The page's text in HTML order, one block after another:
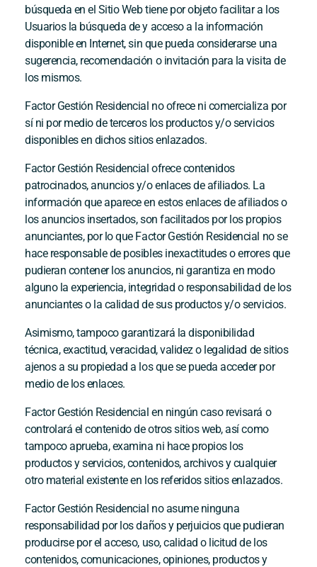
búsqueda en el Sitio Web tiene por objeto facilitar a los
Usuarios la búsqueda de y acceso a la información
disponible en Internet, sin que pueda considerarse una
sugerencia, recomendación o invitación para la visita de
los mismos.
Factor Gestión Residencial no ofrece ni comercializa por
sí ni por medio de terceros los productos y/o servicios
disponibles en dichos sitios enlazados.
Factor Gestión Residencial ofrece contenidos
patrocinados, anuncios y/o enlaces de afiliados. La
información que aparece en estos enlaces de afiliados o
los anuncios insertados, son facilitados por los propios
anunciantes, por lo que Factor Gestión Residencial no se
hace responsable de posibles inexactitudes o errores que
pudieran contener los anuncios, ni garantiza en modo
alguno la experiencia, integridad o responsabilidad de los
anunciantes o la calidad de sus productos y/o servicios.
Asimismo, tampoco garantizará la disponibilidad
técnica, exactitud, veracidad, validez o legalidad de sitios
ajenos a su propiedad a los que se pueda acceder por
medio de los enlaces.
Factor Gestión Residencial en ningún caso revisará o
controlará el contenido de otros sitios web, así como
tampoco aprueba, examina ni hace propios los
productos y servicios, contenidos, archivos y cualquier
otro material existente en los referidos sitios enlazados.
Factor Gestión Residencial no asume ninguna
responsabilidad por los daños y perjuicios que pudieran
producirse por el acceso, uso, calidad o licitud de los
contenidos, comunicaciones, opiniones, productos y